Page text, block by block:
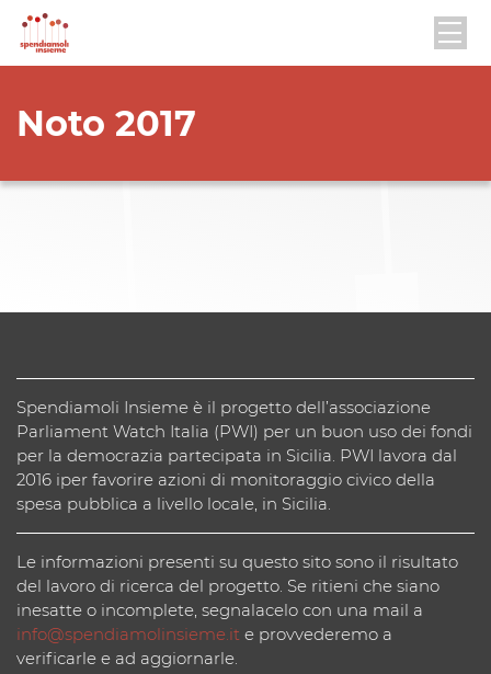
Noto 2017
Spendiamoli Insieme è il progetto dell’associazione
Parliament Watch Italia (PWI) per un buon uso dei fondi
per la democrazia partecipata in Sicilia. PWI lavora dal
2016 iper favorire azioni di monitoraggio civico della
spesa pubblica a livello locale, in Sicilia.
Le informazioni presenti su questo sito sono il risultato
del lavoro di ricerca del progetto. Se ritieni che siano
inesatte o incomplete, segnalacelo con una mail a
info@spendiamolinsieme.it e provvederemo a
verificarle e ad aggiornarle.